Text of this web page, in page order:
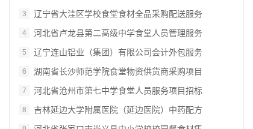
3 辽宁省大洼区学校食堂食材全品采购配送服务
4 河北省卢龙县第二高级中学食堂人员管理服务
5 辽宁连山铝业（集团）有限公司会计外包服务
6 湖南省长沙师范学院食堂物资供货商采购项目
7 河北省沧州市第七中学食堂人员服务项目招标
8 吉林延边大学附属医院（延边医院）中药配方